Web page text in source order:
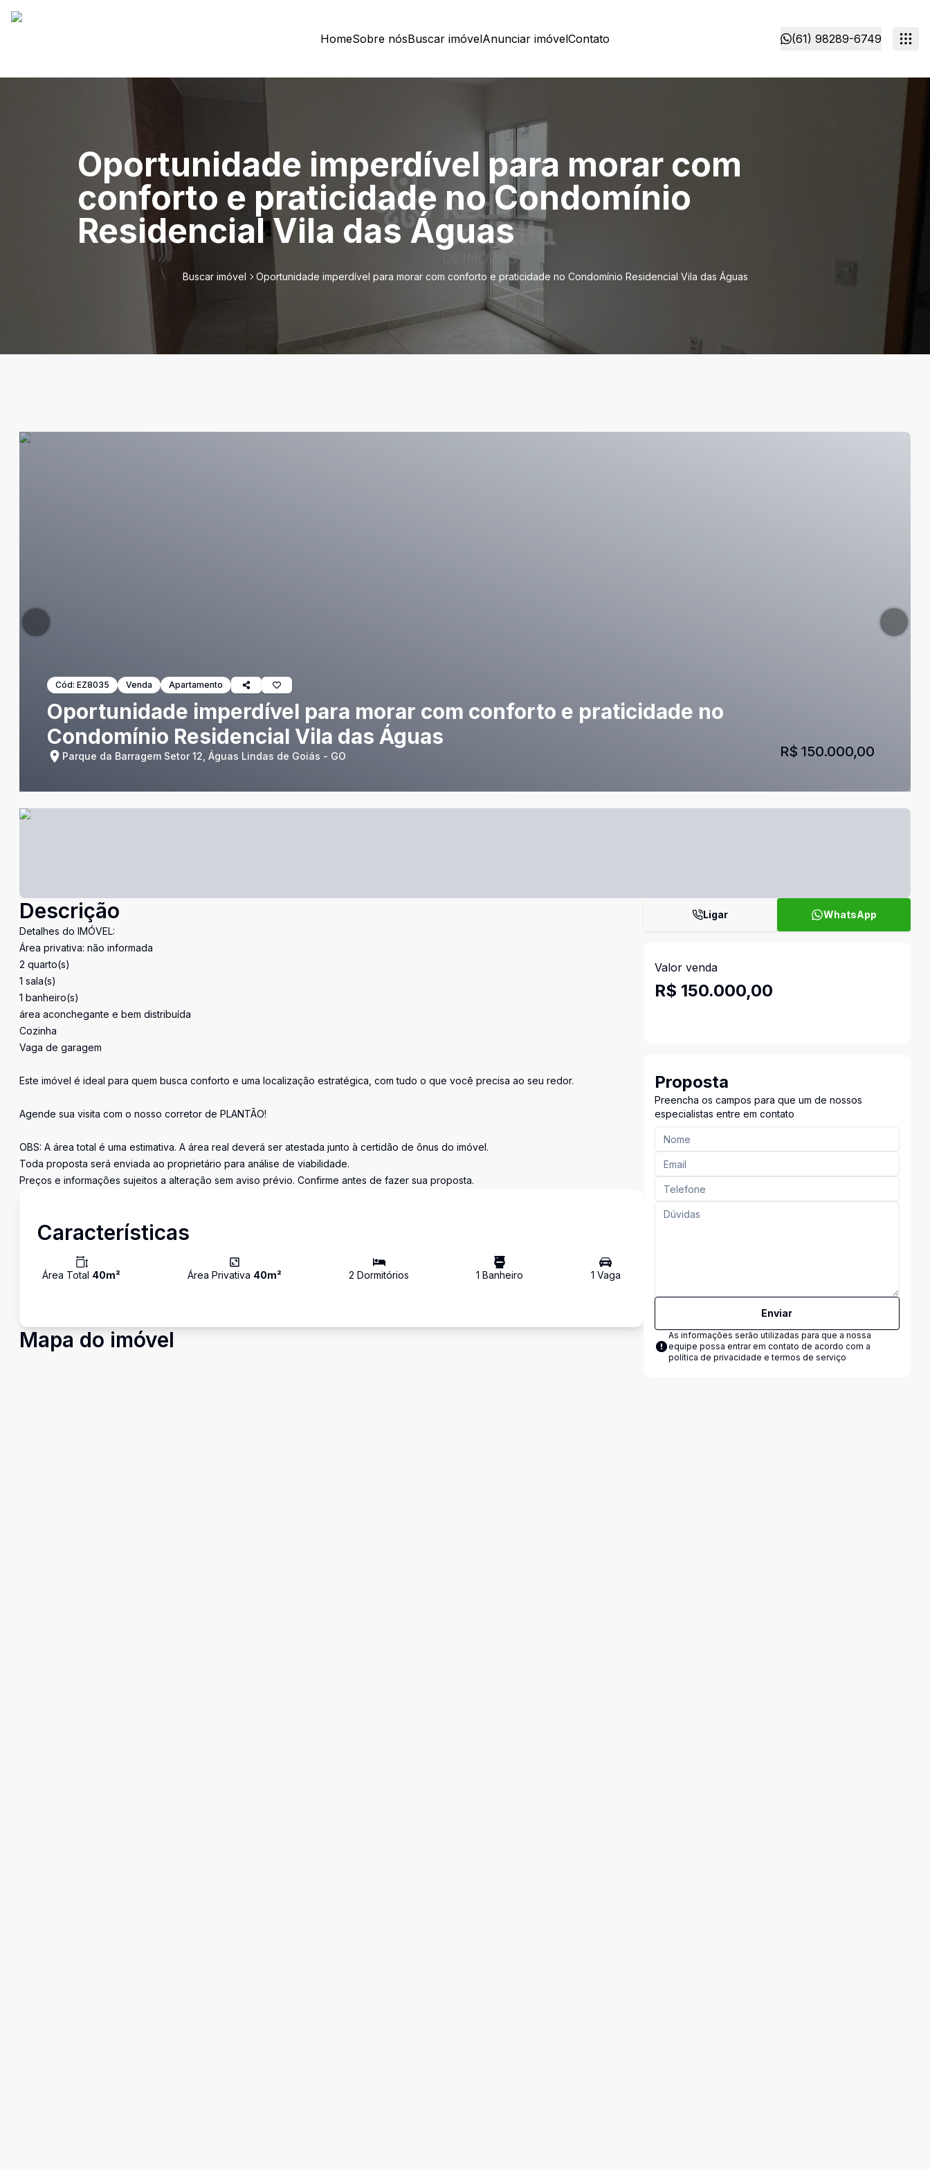
HomeSobre nósBuscar imóvelAnunciar imóvelContato (61) 98289-6749
Oportunidade imperdível para morar com
conforto e praticidade no Condomínio
Residencial Vila das Águas
Buscar imóvel Oportunidade imperdível para morar com conforto e praticidade no Condomínio Residencial Vila das Águas
Cód: EZ8035 Venda Apartamento
Oportunidade imperdível para morar com conforto e praticidade no
Condomínio Residencial Vila das Águas
Parque da Barragem Setor 12, Águas Lindas de Goiás - GO R$ 150.000,00
Descrição
Detalhes do IMÓVEL:
Área privativa: não informada
2 quarto(s)
1 sala(s)
1 banheiro(s)
área aconchegante e bem distribuída
Cozinha
Vaga de garagem
Este imóvel é ideal para quem busca conforto e uma localização estratégica, com tudo o que você precisa ao seu redor.
Agende sua visita com o nosso corretor de PLANTÃO!
OBS: A área total é uma estimativa. A área real deverá ser atestada junto à certidão de ônus do imóvel.
Toda proposta será enviada ao proprietário para análise de viabilidade.
Preços e informações sujeitos a alteração sem aviso prévio. Confirme antes de fazer sua proposta.
Características
Área Total 40m² Área Privativa 40m² 2 Dormitórios 1 Banheiro 1 Vaga
Mapa do imóvel
Ligar WhatsApp
Valor venda
R$ 150.000,00
Proposta
Preencha os campos para que um de nossos
especialistas entre em contato
Enviar
As informações serão utilizadas para que a nossa
equipe possa entrar em contato de acordo com a
política de privacidade e termos de serviço